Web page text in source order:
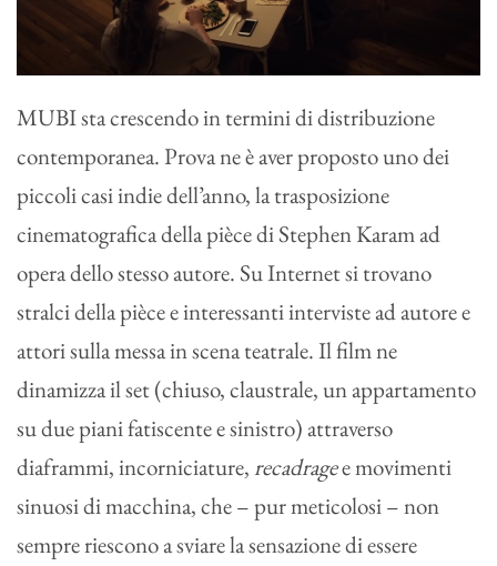
MUBI sta crescendo in termini di distribuzione
contemporanea. Prova ne è aver proposto uno dei
piccoli casi indie dell’anno, la trasposizione
cinematografica della pièce di Stephen Karam ad
opera dello stesso autore. Su Internet si trovano
stralci della pièce e interessanti interviste ad autore e
attori sulla messa in scena teatrale. Il film ne
dinamizza il set (chiuso, claustrale, un appartamento
su due piani fatiscente e sinistro) attraverso
diaframmi, incorniciature, recadragee movimenti
sinuosi di macchina, che – pur meticolosi – non
sempre riescono a sviare la sensazione di essere